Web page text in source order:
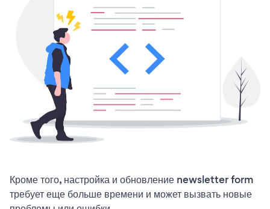
Кроме того, настройка и обновление newsletter form
требует еще больше времени и может вызвать новые